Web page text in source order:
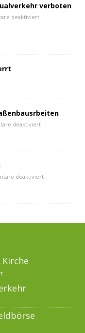
verboten
deaktiviert
deaktiviert
deaktiviert